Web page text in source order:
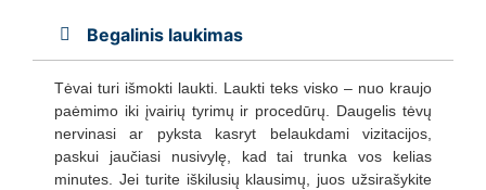
Begalinis laukimas
Tėvai turi išmokti laukti. Laukti teks visko – nuo kraujo
paėmimo iki įvairių tyrimų ir procedūrų. Daugelis tėvų
nervinasi ar pyksta kasryt belaukdami vizitacijos,
paskui jaučiasi nusivylę, kad tai trunka vos kelias
minutes. Jei turite iškilusių klausimų, juos užsirašykite